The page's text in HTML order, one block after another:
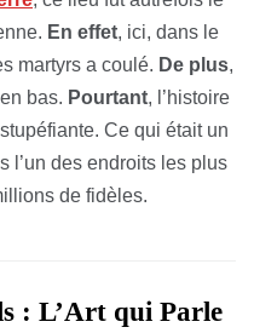
En effet, ici, dans le
martyrs a coulé. De plus,
bas. Pourtant, l’histoire
Ce qui était un
l’un des endroits les plus
de fidèles.
: L’Art qui Parle